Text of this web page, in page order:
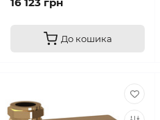
До кошика